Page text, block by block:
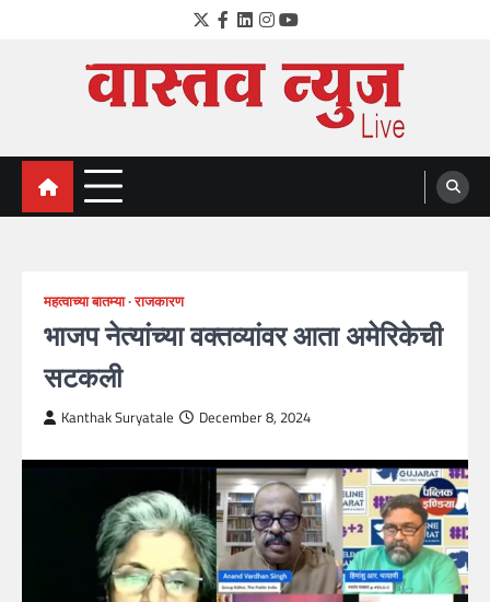
Twitter
Facebook
LinkedIn
Instagram
YouTube
VastavNEWSLive.com
a leading NEWS portal of Maharahstra
महत्वाच्या बातम्या राजकारण
भाजप नेत्यांच्या वक्तव्यांवर आता अमेरिकेची
सटकली
Kanthak Suryatale December 8, 2024